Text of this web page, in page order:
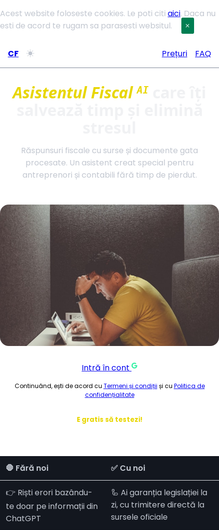
Acest website foloseste cookies. Le poti citi aici. Daca nu
esti de acord te rugam sa parasesti websitul.
CF Prețuri FAQ
Asistentul FiscalAI
Răspunsuri fiscale cu surse și documente gata
procesate. Un asistent creat special pentru
antreprenori și contabili fără timp de pierdut.
Intră în cont
Continuând, ești de acord cu Termeni și condiții și cu Politica de
confidențialitate
E gratis să testezi!
🛑 Fără noi ✅ Cu noi
👉 Riști erori bazându-
te doar pe informații din
ChatGPT
🦾 Ai garanția legislației la
zi, cu trimitere directă la
sursele oficiale